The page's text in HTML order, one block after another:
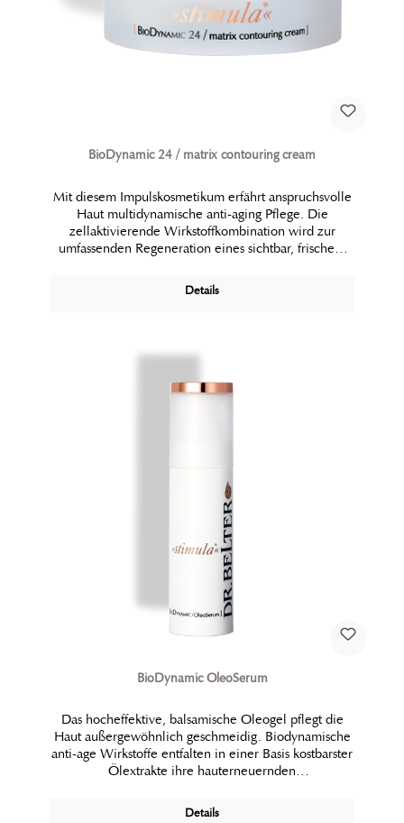
BioDynamic 24 / matrix contouring cream
Mit diesem Impulskosmetikum erfährt anspruchsvolle
Haut multidynamische anti-aging Pflege. Die
zellaktivierende Wirkstoffkombination wird zur
umfassenden Regeneration eines sichtbar, frischen,
Details
BioDynamic OleoSerum
Das hocheffektive, balsamische Oleogel pflegt die
Haut außergewöhnlich geschmeidig. Biodynamische
anti-age Wirkstoffe entfalten in einer Basis kostbarster
Ölextrakte ihre hauterneuernden
Details